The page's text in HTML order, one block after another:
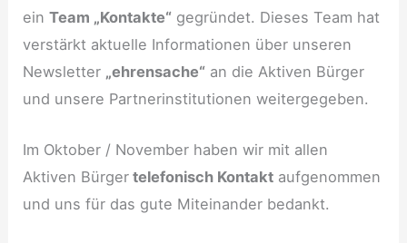
einTeam „Kontakte“ gegründet. Dieses Team hat
verstärkt aktuelle Informationen über unseren
Newsletter „ehrensache“ an die Aktiven Bürger
und unsere Partnerinstitutionen weitergegeben.
Im Oktober / November haben wir mit allen
Aktiven Bürger telefonisch Kontakt aufgenommen
und uns für das gute Miteinander bedankt.